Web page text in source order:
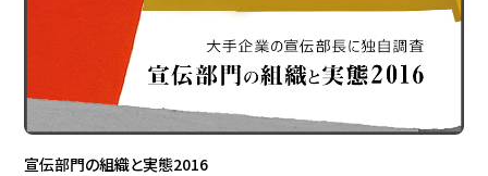
宣伝部門の組織と実態2016